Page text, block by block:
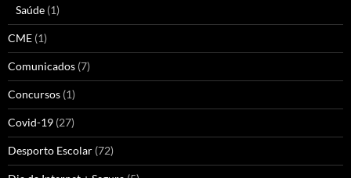
Saúde (1)
CME (1)
Comunicados (7)
Concursos (1)
Covid-19 (27)
Desporto Escolar (72)